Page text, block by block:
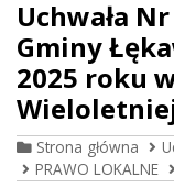
Uchwała
Gminy
2025 roku
Strona główna
PRAWO LOKALNE